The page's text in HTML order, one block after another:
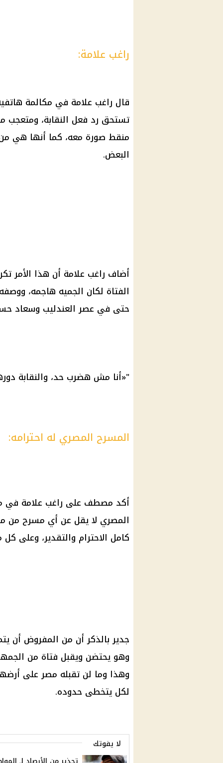
راغب علامة:
قال راغب علامة في مكالمة
تستحق رد فعل النقابة،
منقط صورة معه، كما أنها هي
البعض.
أضاف راغب علامة أن هذا الأمر
الفتاة لكان الجميه هاجمه،
حتى في عصر العندليب وسعاد
"«أنا مش هضرب حد، والنقابة
المسرح المصري له احترامه:
أكد مصطف على راغب علامة في
المصري لا يقل عن أي مسرح من
كامل الاحترام والتقدير، وعلى
جدير بالذكر أن من المفروض
وهو يحتضن ويقبل فتاة من
وهذا وما لن تقبله مصر على
لكل يتخطى حدوده.
لا يفوتك